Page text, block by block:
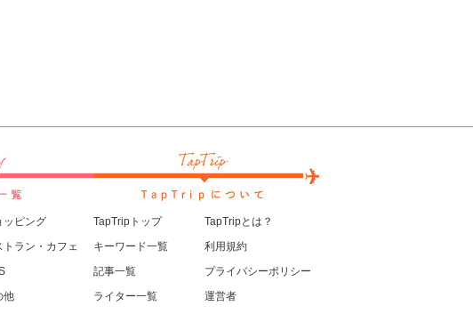
ッピング
トラン・カフェ
他
TapTripトップ
キーワード一覧
記事一覧
ライター一覧
TapTripとは？
利用規約
プライバシーポリシー
運営者